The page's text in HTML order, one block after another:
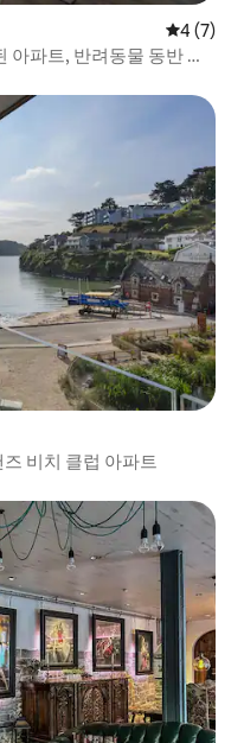
평점 4점
4 (7)
아파트, 반려동물 동반 가
비치 클럽 아파트